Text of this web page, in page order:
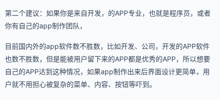
第二个建议：如果你是来自开发，的APP专业，也就是程序员，或者
你有自己的app制作团队，
目前国内外的app软件数不胜数，比如开发、公司，开发的APP软件
也数不胜数，但是能被用户留下来的APP都是优秀的APP，所以想要
自己的APP达到这种情况，如果app制作出来后界面设计更简单，用
户就不用担心被复杂的菜单、内容、按钮等吓到。